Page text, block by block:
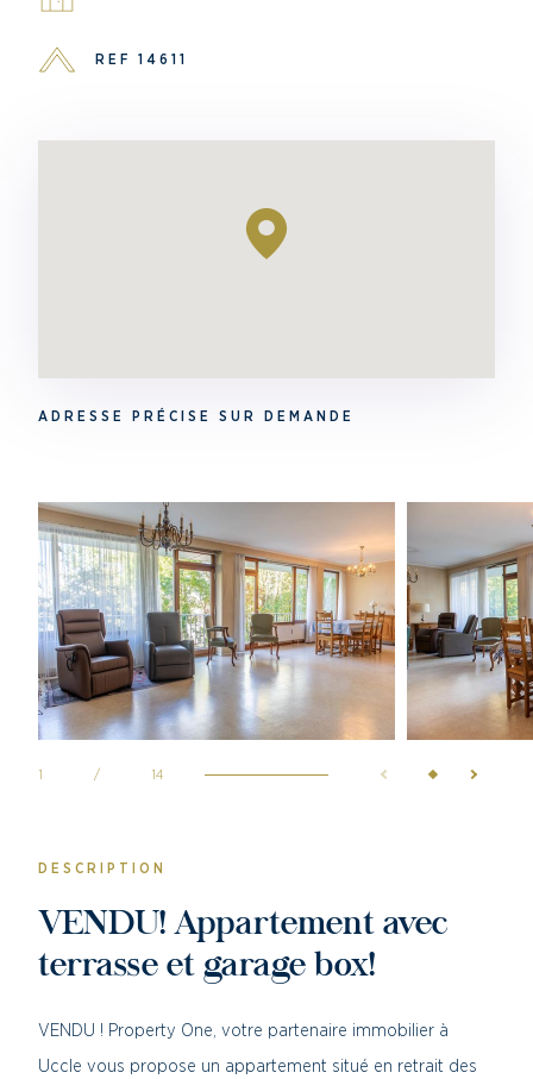
REF 14611
ADRESSE PRÉCISE SUR DEMANDE
1 / 14
DESCRIPTION
VENDU! Appartement avec
terrasse et garage box!
VENDU ! Property One, votre partenaire immobilier à
Uccle vous propose un appartement situé en retrait des